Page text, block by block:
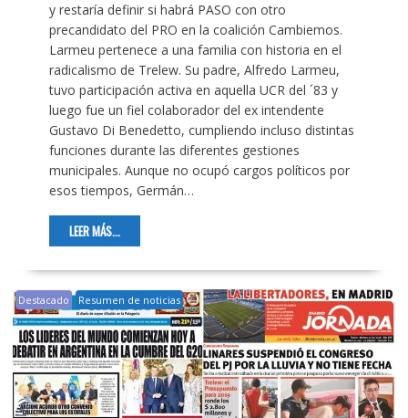
y restaría definir si habrá PASO con otro
precandidato del PRO en la coalición Cambiemos.
Larmeu pertenece a una familia con historia en el
radicalismo de Trelew. Su padre, Alfredo Larmeu,
tuvo participación activa en aquella UCR del ´83 y
luego fue un fiel colaborador del ex intendente
Gustavo Di Benedetto, cumpliendo incluso distintas
funciones durante las diferentes gestiones
municipales. Aunque no ocupó cargos políticos por
esos tiempos, Germán…
LEER MÁS...
Destacado Resumen de noticias